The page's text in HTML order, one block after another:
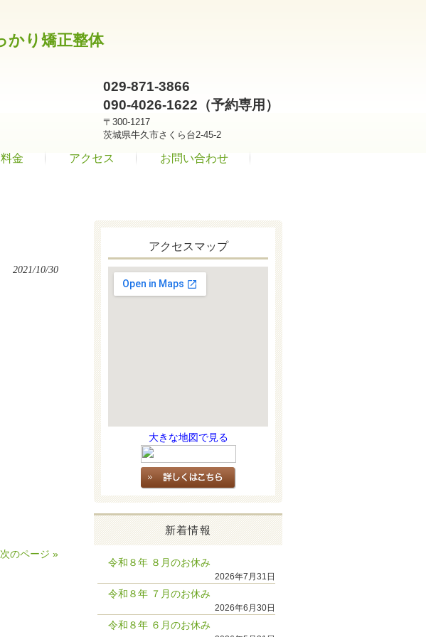
029-871-3866
090-4026-1622（予約専用）
〒300-1217
茨城県牛久市さくら台2-45-2
料金 アクセス お問い合わせ
2021/10/30
次のページ »
アクセスマップ
大きな地図で見る
新着情報
令和８年 ８月のお休み
2026年7月31日
令和８年 ７月のお休み
2026年6月30日
令和８年 ６月のお休み